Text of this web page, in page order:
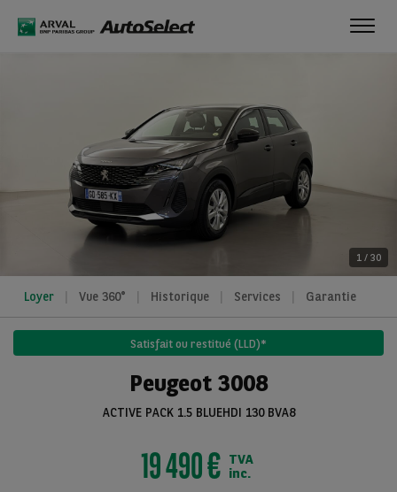
1 / 30
Voir toutes les
Loyer Vue 360° Historique Services Garantie
Satisfait ou restitué (LLD)*
Peugeot 3008
ACTIVE PACK 1.5 BLUEHDI 130 BVA8
19 490 € TVA
inc.